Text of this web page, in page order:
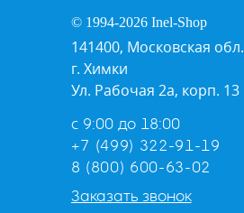
© 1994-2026 Inel-Shop
141400, Московская обл.
г. Химки
Ул. Рабочая 2а, корп. 13
с 9:00 до 18:00
+7 (499) 322-91-19
8 (800) 600-63-02
Заказать звонок